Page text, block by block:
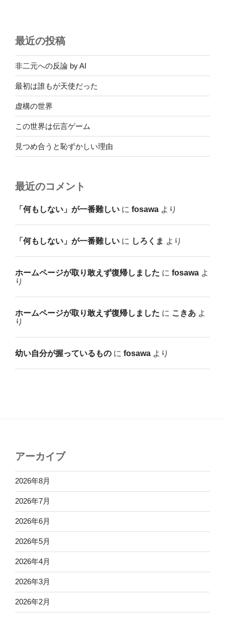
最近の投稿
非二元への反論 by AI
最初は誰もが天使だった
虚構の世界
この世界は伝言ゲーム
見つめ合うと恥ずかしい理由
最近のコメント
「何もしない」が一番難しい に fosawa より
「何もしない」が一番難しい に しろくま より
ホームページが取り敢えず復帰しました に fosawa よ
り
ホームページが取り敢えず復帰しました に こきあ よ
り
幼い自分が握っているもの に fosawa より
アーカイブ
2026年8月
2026年7月
2026年6月
2026年5月
2026年4月
2026年3月
2026年2月